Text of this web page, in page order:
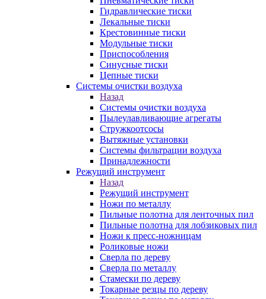
Гидравлические тиски
Лекальные тиски
Крестовинные тиски
Модульные тиски
Приспособления
Синусные тиски
Цепные тиски
Системы очистки воздуха
Назад
Системы очистки воздуха
Пылеулавливающие агрегаты
Стружкоотсосы
Вытяжные установки
Системы фильтрации воздуха
Принадлежности
Режущий инструмент
Назад
Режущий инструмент
Ножи по металлу
Пильные полотна для ленточных пил
Пильные полотна для лобзиковых пил
Ножи к пресс-ножницам
Роликовые ножи
Сверла по дереву
Сверла по металлу
Стамески по дереву
Токарные резцы по дереву